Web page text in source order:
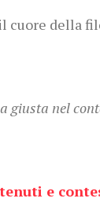
cuore della
giusta nel
e